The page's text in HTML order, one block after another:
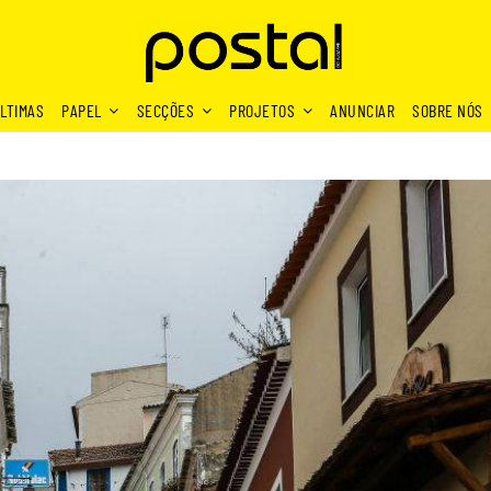
PAPEL SECÇÕES PROJETOS ANUNCIAR SOBRE NÓS